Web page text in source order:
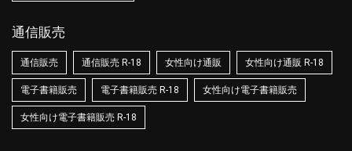
通信販売
通信販売 通信販売 R-18 女性向け通販 女性向け通販 R-18
電子書籍販売 電子書籍販売 R-18 女性向け電子書籍販売
女性向け電子書籍販売 R-18